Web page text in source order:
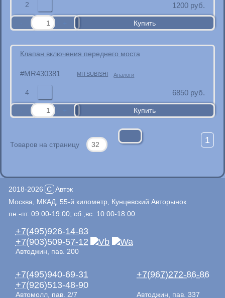
2 1200 руб.
Клапан включения переднего моста
MR430381 MITSUBISHI Аналоги
4 6850 руб.
Товаров на страницу 1
2018-2026 C Автэк
Москва, МКАД, 55-й километр, Кунцевский Авторынок
пн.-пт. 09:00-19:00; сб.,вс. 10:00-18:00
+7(495)926-14-83
+7(903)509-57-12
Автоджин, пав. 200
+7(495)940-69-31
+7(926)513-48-90
Автомолл, пав. 2/7
+7(967)272-86-86
Автоджин, пав. 337